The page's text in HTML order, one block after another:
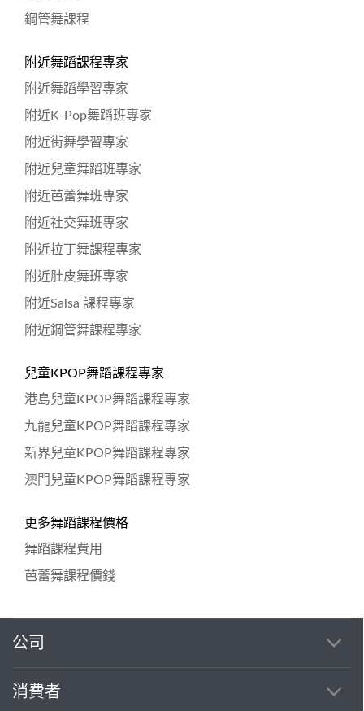
鋼管舞課程
附近舞蹈課程專家
附近舞蹈學習專家
附近K-Pop舞蹈班專家
附近街舞學習專家
附近兒童舞蹈班專家
附近芭蕾舞班專家
附近社交舞班專家
附近拉丁舞課程專家
附近肚皮舞班專家
附近Salsa 課程專家
附近鋼管舞課程專家
兒童KPOP舞蹈課程專家
港島兒童KPOP舞蹈課程專家
九龍兒童KPOP舞蹈課程專家
新界兒童KPOP舞蹈課程專家
澳門兒童KPOP舞蹈課程專家
更多舞蹈課程價格
舞蹈課程費用
芭蕾舞課程價錢
公司
消費者